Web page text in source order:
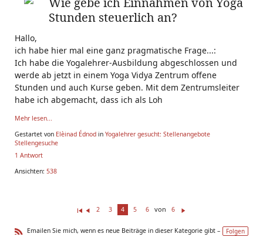
Stunden steuerlich an?
Hallo,
ich habe hier mal eine ganz pragmatische Frage...:
Ich habe die Yogalehrer-Ausbildung abgeschlossen und
werde ab jetzt in einem Yoga Vidya Zentrum offene
Stunden und auch Kurse geben. Mit dem Zentrumsleiter
habe ich abgemacht, dass ich als Loh
Mehr lesen...
Gestartet von Elèinad Édnod in Yogalehrer gesucht: Stellenangebote
Stellengesuche
1 Antwort
Ansichten: 538
st ur
2 3 4 5 6 von 6
ei
Emailen Sie mich, wenn es neue Beiträge in dieser Kategorie gibt – Folgen